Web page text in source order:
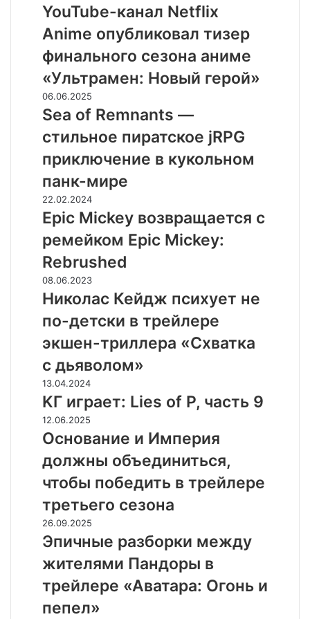
Direct
2026
канал
Netflix
Anime
опубликовал
тизер
финального
сезона
аниме
«Ультрамен:
Новый
YouTube-канал Netflix
Anime опубликовал тизер
финального сезона аниме
«Ультрамен: Новый герой»
Sea
of
Remnants
—
стильное
пиратское
jRPG
приключение
в
кукольном
панк-
мире
06.06.2025
Sea of Remnants —
стильное пиратское jRPG
приключение в кукольном
панк-мире
Epic
Mickey
возвращается
с
ремейком
Epic
Mickey:
Rebrushed
22.02.2024
Epic Mickey возвращается с
ремейком Epic Mickey:
Rebrushed
Николас
Кейдж
психует
не
по-
детски
в
трейлере
экшен-
триллера
«Схватка
с
08.06.2023
Николас Кейдж психует не
по-детски в трейлере
экшен-триллера «Схватка
с дьяволом»
KГ
игpaeт:
of
P,
чacть
9
13.04.2024
KГ игpaeт: Lies of P, чacть 9
Основание
и
Империя
должны
объединиться,
чтобы
победить
в
трейлере
третьего
сезона
12.06.2025
Основание и Империя
должны объединиться,
чтобы победить в трейлере
третьего сезона
Эпичные
разборки
между
жителями
Пандоры
в
трейлере
26.09.2025
Эпичные разборки между
жителями Пандоры в
трейлере «Аватара: Огонь и
пепел»